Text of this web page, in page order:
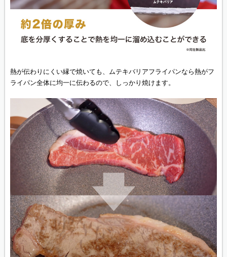
熱が伝わりにくい縁で焼いても、ムテキバリアフライパンなら熱がフ
ライパン全体に均一に伝わるので、しっかり焼けます。